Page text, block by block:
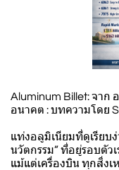
Aluminum Billet: จาก
อนาคต : บทความโดย
แท่งอลูมิเนียมที่ดูเรียบ
นวัตกรรม” ที่อยู่รอบตัว
แม้แต่เครื่องบิน ทุกสิ่งเ